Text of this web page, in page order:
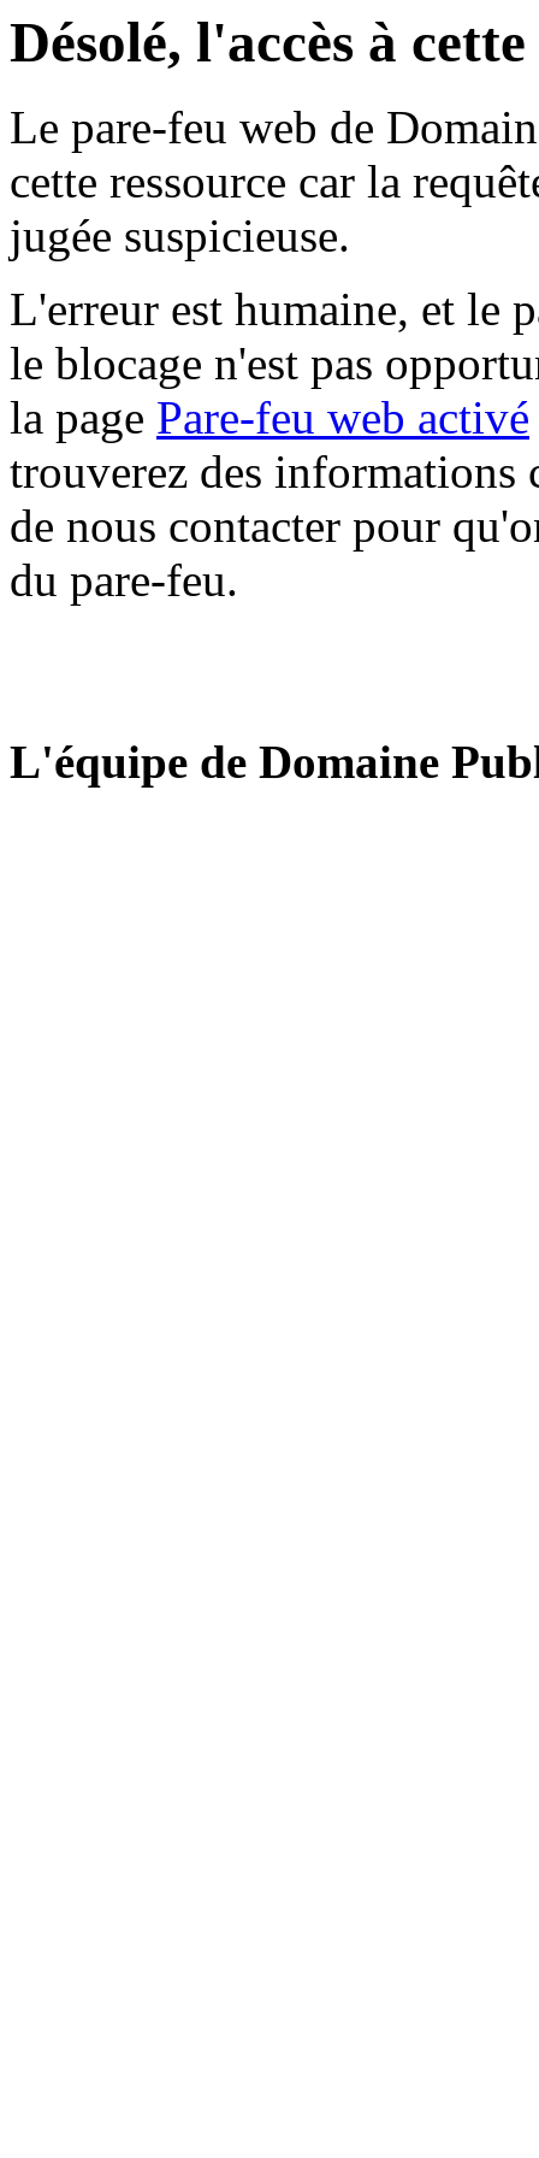
Désolé, l'accès à
Le pare-feu web de
cette ressource car la
jugée suspicieuse.
L'erreur est humaine, et le
le blocage n'est pas
la page Pare-feu web activé
trouverez des informations
de nous contacter pour
du pare-feu.
L'équipe de Domaine